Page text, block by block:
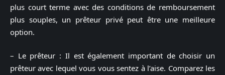
plus court terme avec des conditions de remboursement
plus souples, un prêteur privé peut être une meilleure
option.
– Le prêteur : Il est également important de choisir un
prêteur avec lequel vous vous sentez à l’aise. Comparez les